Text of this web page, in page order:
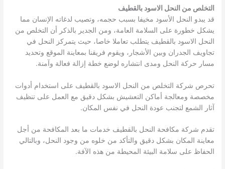
التخلص من النحل الاسود بالقطيف
قد يبدو النحل الأسود مخيفا بسبب حجمه، وتصيب لدغاته الإنسان مما
يشكل خطورة على السلامة العامة، ومن الجدير بالذكر أن التخلص من
النحل الاسود بالقطيف يتطلب تعاملا خاصا، حيث يتمركز النحل في
تجاويف الجدران وبين الأشجار، ويقوم فريقنا بمعاينة الموقع وتحديد
مسار حركة النحل ومدى انتشاره لوضع خطة إزالة فعالة وآمنة.
تحرص شركة التخلص من النحل الاسود بالقطيف على استخدام أدوات
مخصصة ومعالجة أماكن التعشيش بشكل دقيق مع العمل على تنظيف
آثار الشمع لتجنب عودة النحل في نفس المكان.
تقدم شركة مكافحة النحل بالقطيف خدمات ما بعد المكافحة من أجل
معاينة المكان بشكل دقيق والتأكد من خلوه من وجود النحل، وبالتالي
الحفاظ على سلامة البيئة المحيطة من هذه الآفة.